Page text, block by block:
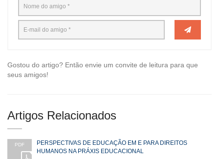
Gostou do artigo? Então envie um convite de leitura para que
seus amigos!
Artigos Relacionados
PDF
PERSPECTIVAS DE EDUCAÇÃO EM E PARA DIREITOS
HUMANOS NA PRÁXIS EDUCACIONAL